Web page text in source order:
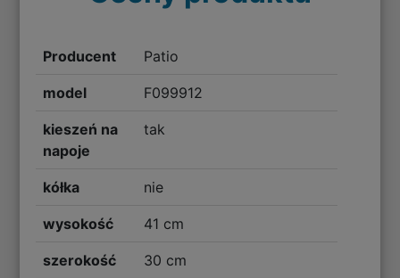
Producent Patio
model F099912
kieszeń na
napoje
tak
kółka nie
wysokość 41 cm
szerokość 30 cm